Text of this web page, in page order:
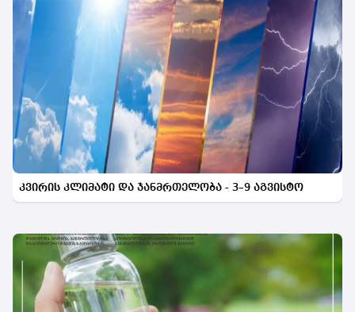
კვირის კლიმატი და ჯანმრთელობა - 3–9 აგვისტო